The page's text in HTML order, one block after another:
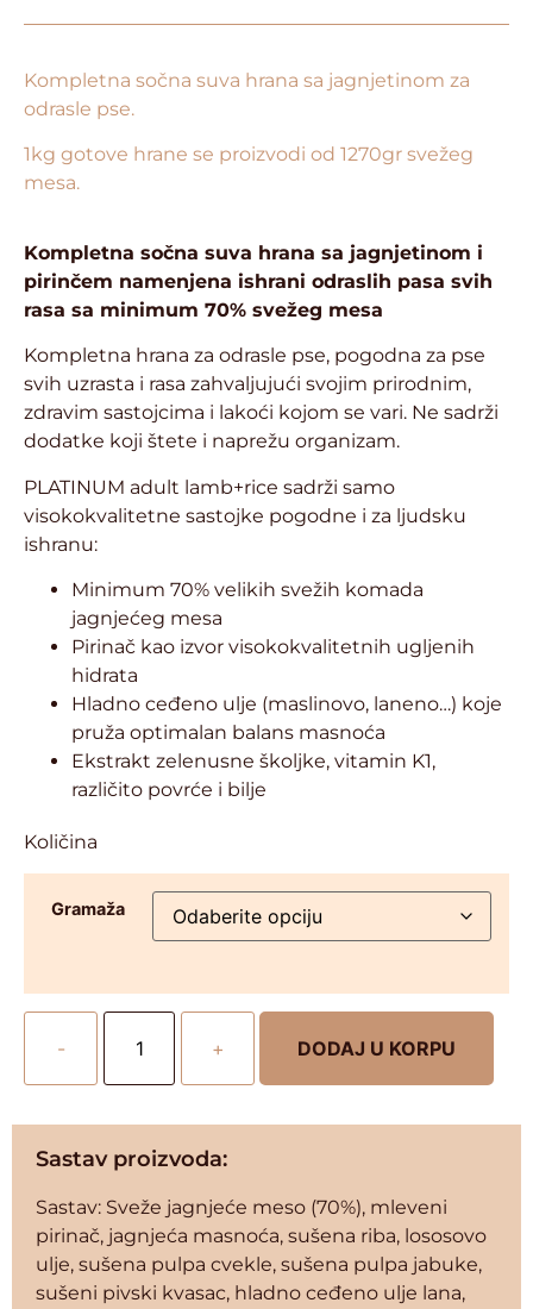
Kompletna sočna suva hrana sa jagnjetinom za
odrasle pse.
1kg gotove hrane se proizvodi od 1270gr svežeg
mesa.
Kompletna sočna suva hrana sa jagnjetinom i
pirinčem namenjena ishrani odraslih pasa svih
rasa sa minimum 70% svežeg mesa
Kompletna hrana za odrasle pse, pogodna za pse
svih uzrasta i rasa zahvaljujući svojim prirodnim,
zdravim sastojcima i lakoći kojom se vari. Ne sadrži
dodatke koji štete i naprežu organizam.
PLATINUM adult lamb+rice sadrži samo
visokokvalitetne sastojke pogodne i za ljudsku
ishranu:
Minimum 70% velikih svežih komada
jagnjećeg mesa
Pirinač kao izvor visokokvalitetnih ugljenih
hidrata
Hladno ceđeno ulje (maslinovo, laneno…) koje
pruža optimalan balans masnoća
Ekstrakt zelenusne školjke, vitamin K1,
različito povrće i bilje
Količina
Gramaža
- + DODAJ U KORPU
Sastav proizvoda:
Sastav: Sveže jagnjeće meso (70%), mleveni
pirinač, jagnjeća masnoća, sušena riba, lososovo
ulje, sušena pulpa cvekle, sušena pulpa jabuke,
sušeni pivski kvasac, hladno ceđeno ulje lana,